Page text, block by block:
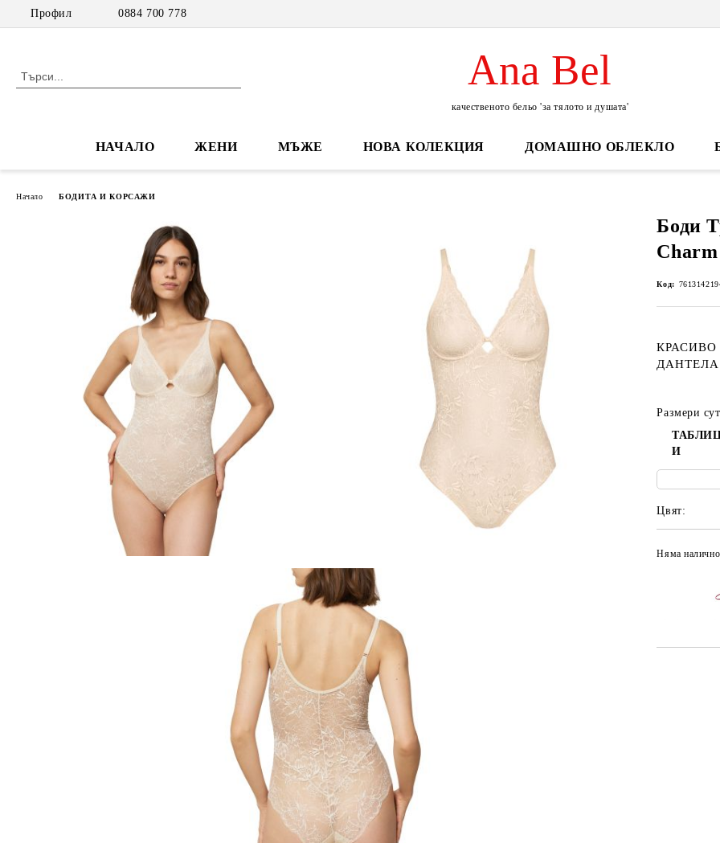
Профил 0884 700 778
Ana Bel
качественото бельо 'за тялото и душата'
НАЧАЛО ЖЕНИ МЪЖЕ НОВА КОЛЕКЦИЯ ДОМАШНО ОБЛЕКЛО
Начало БОДИТА И КОРСАЖИ
Боди
Charm
Код:
Размери
И
Цвят:
Няма